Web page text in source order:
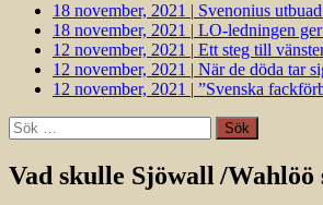
18 november, 2021 | Svenonius
18 november, 2021 | LO-ledningen
12 november, 2021 | Ett steg till
12 november, 2021 | När de döda tar
12 november, 2021 | ”Svenska
Sök
efter:
Vad skulle Sjöwall /Wahlöö